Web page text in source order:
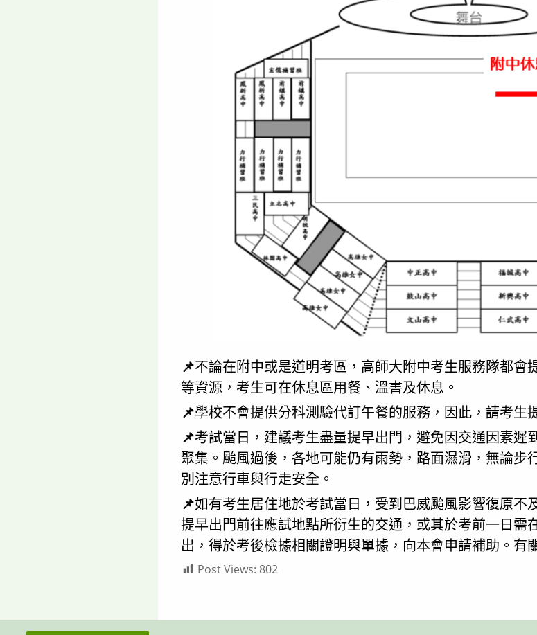
📌不論在附中或是道明考區，高師大附中考生服務隊都會
等資源，考生可在休息區用餐、溫書及休息。
📌學校不會提供分科測驗代訂午餐的服務，因此，請考生
📌考試當日，建議考生盡量提早出門，避免因交通因素遲
聚集。颱風過後，各地可能仍有雨勢，路面濕滑，無論步
別注意行車與行走安全。
📌如有考生居住地於考試當日，受到巴威颱風影響復原不
提早出門前往應試地點所衍生的交通，或其於考前一日需
出，得於考後檢據相關證明與單據，向本會申請補助。有
Post Views: 802